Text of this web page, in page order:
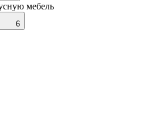
мебель
6